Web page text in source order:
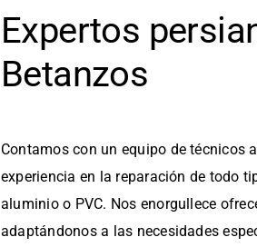
Expertos
Betanzos
Contamos con un equipo de técnicos
experiencia en la reparación de todo
aluminio o PVC. Nos enorgullece
adaptándonos a las necesidades